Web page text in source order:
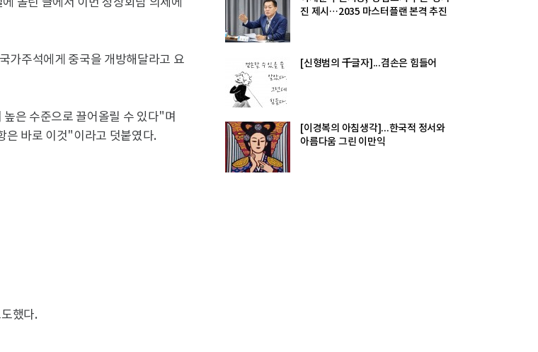
올린 글에서 이번 정상회담 의제에
가주석에게 중국을 개방해달라고 요
은 수준으로 끌어올릴 수 있다"며
은 바로 이것"이라고 덧붙였다.
했다.
진 제시…2035 마스터플랜 본격 추진
[신형범의 千글자]...겸손은 힘들어
[이경복의 아침생각]...한국적 정서와
아름다움 그린 이만익